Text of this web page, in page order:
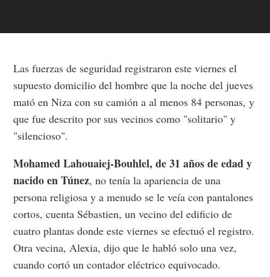
Las fuerzas de seguridad registraron este viernes el
supuesto domicilio del hombre que la noche del jueves
mató en Niza con su camión a al menos 84 personas, y
que fue descrito por sus vecinos como "solitario" y
"silencioso".
Mohamed Lahouaiej-Bouhlel, de 31 años de edad y
nacido en Túnez, no tenía la apariencia de una
persona religiosa y a menudo se le veía con pantalones
cortos, cuenta Sébastien, un vecino del edificio de
cuatro plantas donde este viernes se efectuó el registro.
Otra vecina, Alexia, dijo que le habló solo una vez,
cuando cortó un contador eléctrico equivocado.